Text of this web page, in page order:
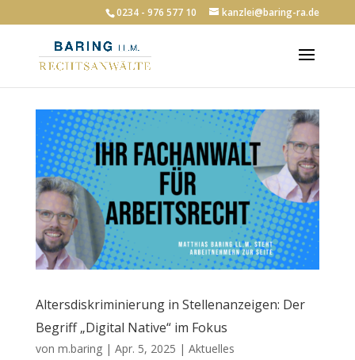
0234 - 976 577 10 kanzlei@baring-ra.de
Altersdiskriminierung in Stellenanzeigen: Der
Begriff „Digital Native“ im Fokus
von m.baring| Apr. 5, 2025 | Aktuelles